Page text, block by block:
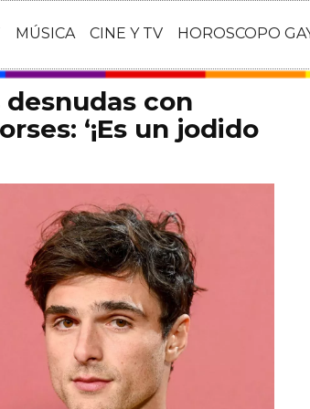
MÚSICA CINE Y TV HOROSCOPO
desnudas con
‘¡Es un jodido